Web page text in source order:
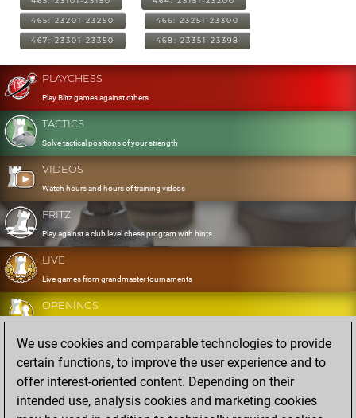
465: 23201-23250 466: 23251-23300
467: 23301-23350 468: 23351-23398
PLAYCHESS
Play Blitz games against others
TACTICS
Solve tactical positions of your strength
VIDEOS
Watch hours and hours of training videos
FRITZ
Play against a club level chess program with hints
LIVE
Live games from grandmaster tournaments
OPENINGS
Develop and exercise your openings
DATABASE
Eight million strong games
MYGAMES
Store and analyse your own games in the cloud
We use cookies and comparable technologies to provide
certain functions, to improve the user experience and to
offer interest-oriented content. Depending on their
intended use, analysis cookies and marketing cookies